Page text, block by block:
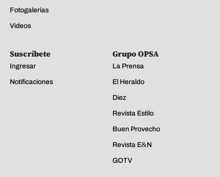
Fotogalerías
Videos
Suscríbete
Ingresar
Notificaciones
Grupo OPSA
La Prensa
El Heraldo
Diez
Revista Estilo
Buen Provecho
Revista E&N
GOTV